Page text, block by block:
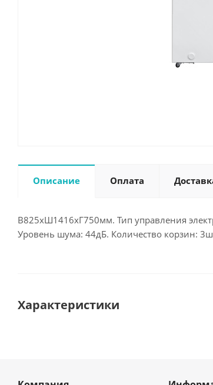
Описание Оплата
В825хШ1416хГ750мм. Тип управления
Уровень шума: 44дБ. Количество корзин:
Характеристики